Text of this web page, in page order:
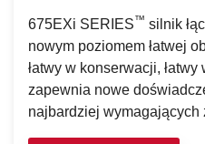
675EXi SERIES™ silnik
nowym poziomem łatwej
łatwy w konserwacji,
zapewnia nowe
najbardziej wymagających